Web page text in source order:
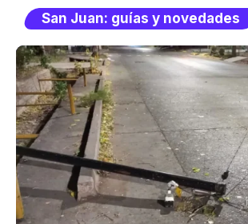
San Juan: guías y novedades